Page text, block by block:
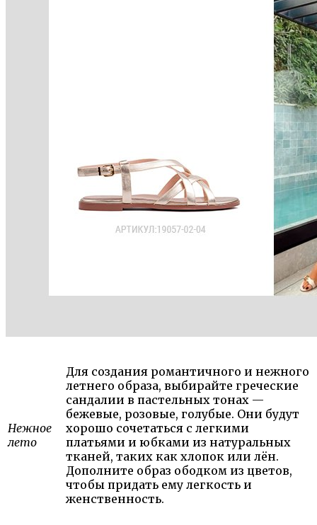
Нежное
лето
Для создания романтичного и нежного
летнего образа, выбирайте греческие
сандалии в пастельных тонах —
бежевые, розовые, голубые. Они будут
хорошо сочетаться с легкими
платьями и юбками из натуральных
тканей, таких как хлопок или лён.
Дополните образ ободком из цветов,
чтобы придать ему легкость и
женственность.